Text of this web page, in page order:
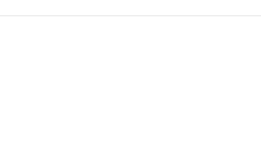
dans une gaufre